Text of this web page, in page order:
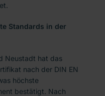
Standards in der
Neustadt hat das
nach der DIN EN
höchste
bestätigt. Nach